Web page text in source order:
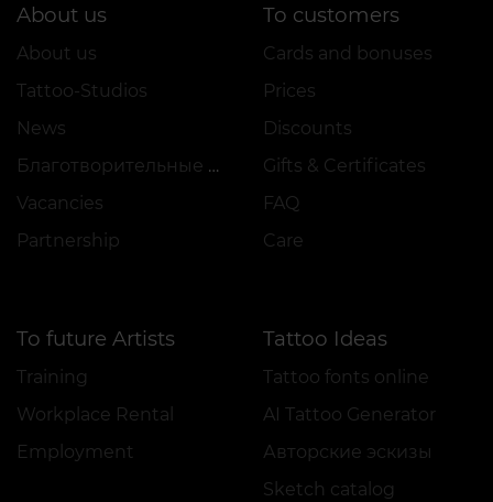
About us
About us
Tattoo-Studios
News
Благотворительные проекты
Vacancies
Partnership
To customers
Cards and bonuses
Prices
Discounts
Gifts & Certificates
FAQ
Care
To future Artists
Training
Workplace Rental
Employment
Tattoo Ideas
Tattoo fonts online
AI Tattoo Generator
Авторские эскизы
Sketch catalog